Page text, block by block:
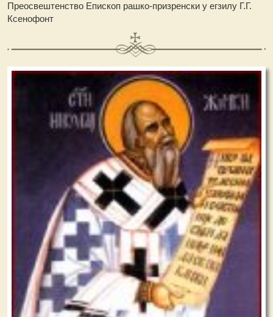
Преосвештенство Епископ рашко-призренски у егзилу Г.Г.
Ксенофонт